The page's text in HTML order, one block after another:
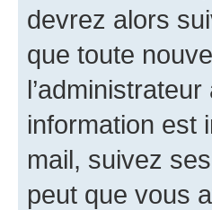
devrez alors
que toute
information est
mail, suivez
peut que vous